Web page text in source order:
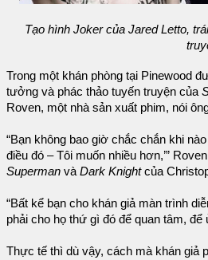
Tạo hình Joker của Jared Letto,
Trong một khán phòng tại Pinewood
tưởng và phác thảo tuyến truyện của
Roven, một nhà sản xuất phim, nói
“Bạn không bao giờ chắc chắn khi
điều đó – Tôi muốn nhiều hơn,’”
Superman và Dark Knightcủa
“Bất kể bạn cho khán giả màn trình
phải cho họ thứ gì đó để quan tâm, để
Thực tế thì dù vậy, cách mà khán giả